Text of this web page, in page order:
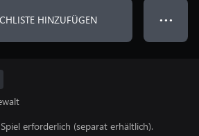
HINZUFÜGEN ● ● ●
erforderlich (separat erhältlich).